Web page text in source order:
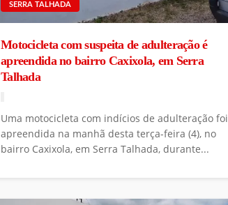
SERRA TALHADA
Motocicleta com suspeita de adulteração é
apreendida no bairro Caxixola, em Serra
Talhada
Uma motocicleta com indícios de adulteração foi
apreendida na manhã desta terça-feira (4), no
bairro Caxixola, em Serra Talhada, durante...